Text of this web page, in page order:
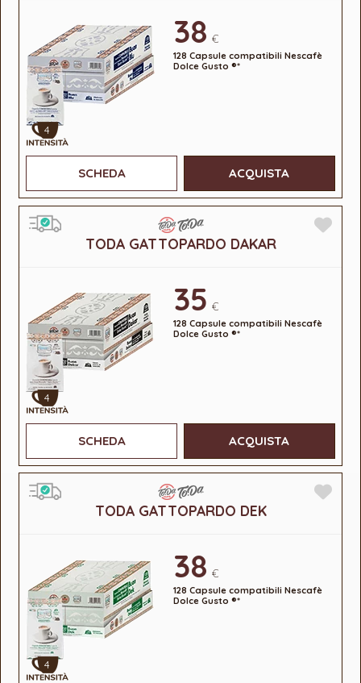
4
38 €
128 Capsule compatibili Nescafè
Dolce Gusto ®*
SCHEDA ACQUISTA
TODA GATTOPARDO DAKAR
4
35 €
128 Capsule compatibili Nescafè
Dolce Gusto ®*
SCHEDA ACQUISTA
TODA GATTOPARDO DEK
4
38 €
128 Capsule compatibili Nescafè
Dolce Gusto ®*